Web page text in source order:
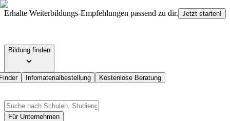
Erhalte Weiterbildungs-Empfehlungen passend zu dir. Jetzt starten!
Bildung finden
Infomaterialbestellung Kostenlose Beratung
Für Unternehmen